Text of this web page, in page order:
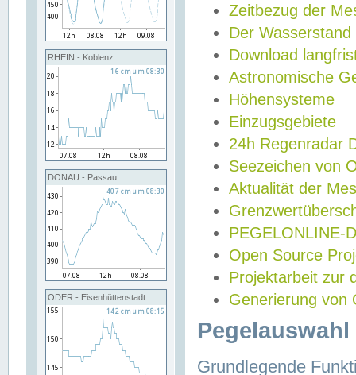
RHEIN - Koblenz
DONAU - Passau
ODER - Eisenhüttenstadt
Zeitbezug der
Der Wasserstand
Download
Astronomische
Höhensysteme
Einzugsgebiete
24h Regenradar
Seezeichen von
Aktualität der
PEGELONLINE-
Open Source
Projektarbeit zur
Generierung von
Grundlegende